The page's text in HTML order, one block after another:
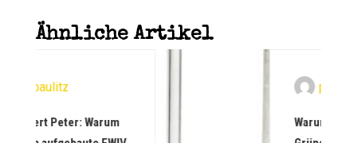
Ähnliche Artikel
Warum
Warum deutsche